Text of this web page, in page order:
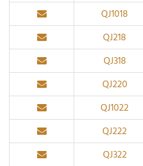
QJ1018
QJ218
QJ318
QJ220
QJ1022
QJ222
QJ322